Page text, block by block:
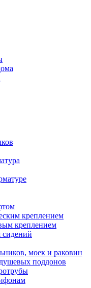
креплением
креплением
моек и раковин
поддонов